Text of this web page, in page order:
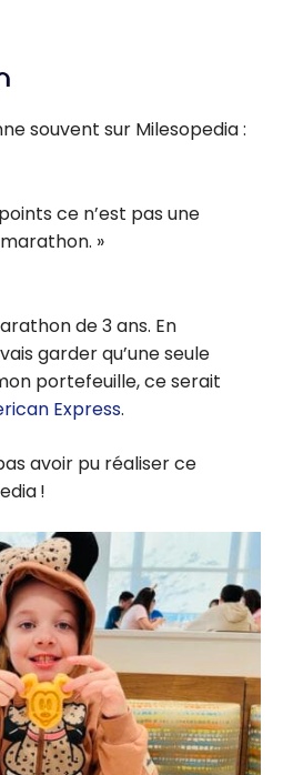
souvent sur Milesopedia :
ce n’est pas une
de 3 ans. En
garder qu’une seule
portefeuille, ce serait
Express.
avoir pu réaliser ce
!